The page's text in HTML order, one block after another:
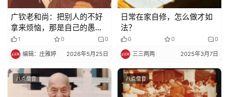
术
政
法
规
广钦老和尚：​把别人的不好
拿来烦恼，那是自己的愚痴
！1 0 0
编辑：庄雅婷 2026年5月25日
日常在家自修，怎么做才如
法？
0 0 0
三三两两 2025年3月7日
八点僧音 八点僧音